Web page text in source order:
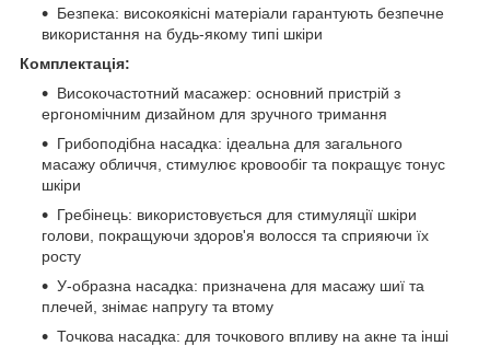
Безпека: високоякісні матеріали гарантують безпечне
використання на будь-якому типі шкіри
Комплектація:
Високочастотний масажер: основний пристрій з
ергономічним дизайном для зручного тримання
Грибоподібна насадка: ідеальна для загального
масажу обличчя, стимулює кровообіг та покращує тонус
шкіри
Гребінець: використовується для стимуляції шкіри
голови, покращуючи здоров'я волосся та сприяючи їх
росту
У-образна насадка: призначена для масажу шиї та
плечей, знімає напругу та втому
Точкова насадка: для точкового впливу на акне та інші